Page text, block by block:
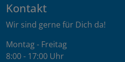
Kontakt
Wir sind gerne für Dich da!
Montag - Freitag
8:00 - 17:00 Uhr